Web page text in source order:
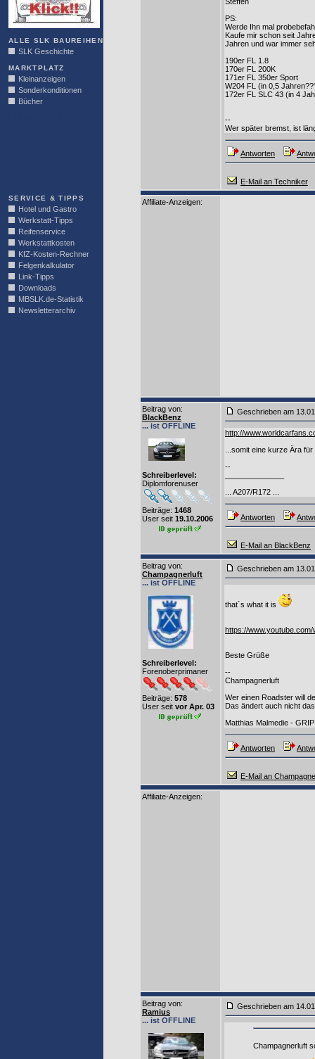
ALLE SLK BAUREIHEN
SLK Geschichte
MARKTPLATZ
Kleinanzeigen
Sonderkonditionen
Bücher
SERVICE & TIPPS
Hotel und Gastro
Werkstatt-Tipps
Reifenservice
Werkstattkosten
KfZ-Kosten-Rechner
Felgenkalkulator
Link-Tipps
Downloads
MBSLK.de-Statistik
Newsletterarchiv
PS:
Werde Ihn mal
Kaufe mir schon seit
Jahren und war immer
190er FL 1.8
170er FL 200K
171er FL 350er Sport
W204 FL (in 0,5
172er FL SLC 43 (in 4
--
Wer später bremst, ist
Antworten
E-Mail an Techniker
Affiliate-Anzeigen:
Beitrag von:
BlackBenz
... ist OFFLINE
Schreiberlevel:
Diplomforenuser
Beiträge: 1468
User seit 19.10.2006
Geschrieben am
http://
...somit eine kurze Ära
--
... A207/R172 ...
Antworten
E-Mail an BlackBenz
Beitrag von:
Champagnerluft
... ist OFFLINE
Schreiberlevel:
Forenoberprimaner
Beiträge: 578
User seit vor Apr. 03
Geschrieben am
that´s what it is
https://
Beste Grüße
--
Champagnerluft
Wer einen Roadster will
Das ändert auch nicht
Matthias Malmedie -
Antworten
E-Mail an
Affiliate-Anzeigen:
Beitrag von:
Ramius
... ist OFFLINE
Geschrieben am
Champagnerluft